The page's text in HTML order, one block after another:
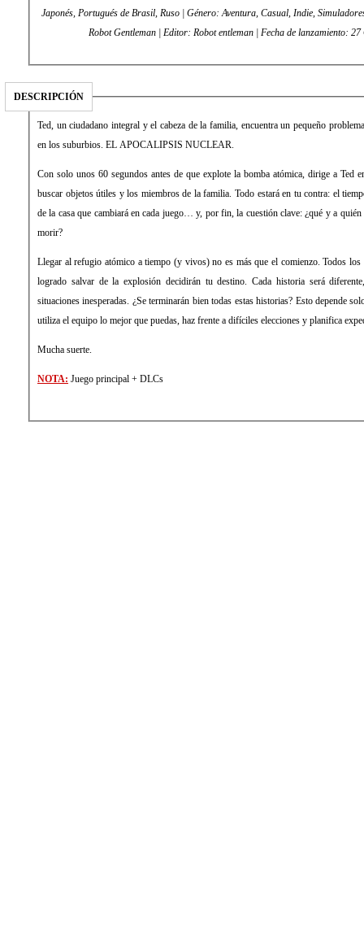
Japonés, Portugués de Brasil, Ruso | Género: Aventura, Casual, Indie,
Robot Gentleman | Editor: Robot entleman | Fecha de
DESCRIPCIÓN
Ted, un ciudadano integral y el cabeza de la familia, encuentra un pequeño
en los suburbios. EL APOCALIPSIS NUCLEAR.
Con solo unos 60 segundos antes de que explote la bomba atómica, dirige a Ted
buscar objetos útiles y los miembros de la familia. Todo estará en tu contra: el
de la casa que cambiará en cada juego… y, por fin, la cuestión clave: ¿qué y a
morir?
Llegar al refugio atómico a tiempo (y vivos) no es más que el comienzo. Todos los
logrado salvar de la explosión decidirán tu destino. Cada historia será
situaciones inesperadas. ¿Se terminarán bien todas estas historias? Esto depende
utiliza el equipo lo mejor que puedas, haz frente a difíciles elecciones y planifica
Mucha suerte.
NOTA: Juego principal + DLCs